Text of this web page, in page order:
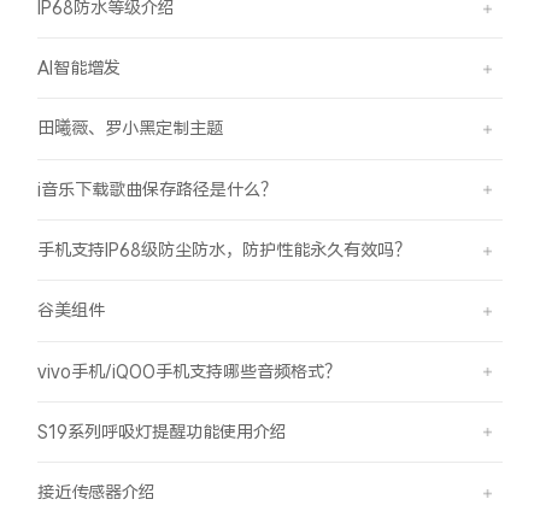
IP68防水等级介绍
AI智能增发
田曦薇、罗小黑定制主题
i音乐下载歌曲保存路径是什么？
手机支持IP68级防尘防水，防护性能永久有效吗？
谷美组件
vivo手机/iQOO手机支持哪些音频格式？
S19系列呼吸灯提醒功能使用介绍
接近传感器介绍